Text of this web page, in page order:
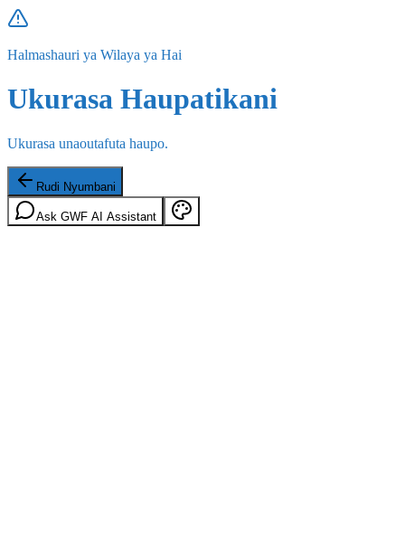
Halmashauri ya Wilaya ya Hai
Ukurasa Haupatikani
Ukurasa unaoutafuta haupo.
Rudi Nyumbani
Ask GWF AI Assistant